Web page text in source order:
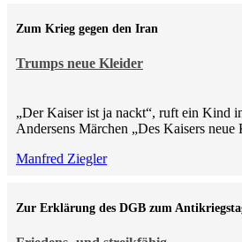
Trumps neue Kleider
Zum Krieg gegen den Iran
„Der Kaiser ist ja nackt“, ruft ein Kind
Andersens Märchen „Des Kaisers
Manfred Ziegler
Zur Erklärung des DGB zum